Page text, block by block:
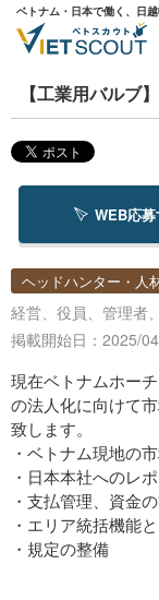
ベトナム・日本で働く、日
【⼯業⽤バルブ
WEB応募
ヘッドハンター・人
経営、役員、管理者
掲載開始日：2025/
現在ベトナムホー
の法⼈化に向けて
致します。
・ベトナム現地の
・⽇本本社へのレ
・⽀払管理、資⾦
・エリア統括機能
・規定の整備